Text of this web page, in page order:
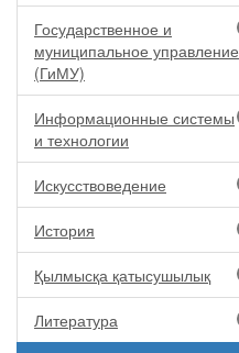
Государственное и
муниципальное управление
(ГиМУ)
Информационные системы
и технологии
Искусствоведение
История
Қылмысқа қатысушылық
Литература